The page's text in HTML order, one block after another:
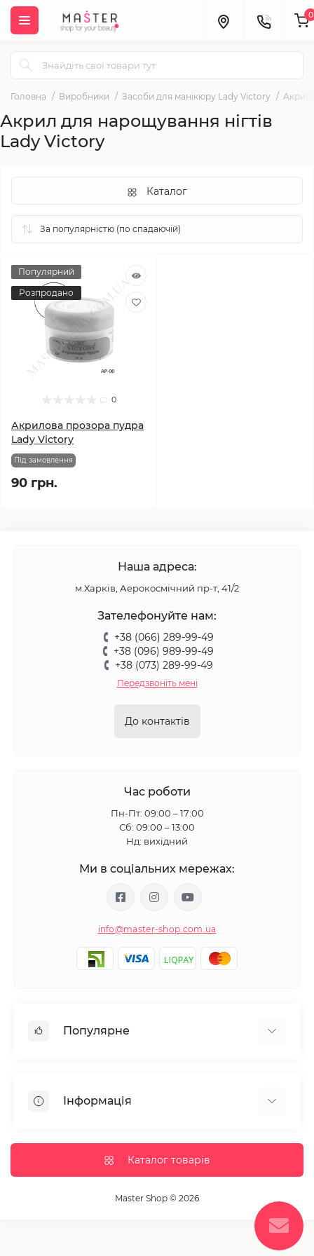
0
Головна Виробники Засоби для манікюру Lady Victory Акрил
Акрил для нарощування нігтів
Lady Victory
Каталог
Популярний
Розпродано
0
Акрилова прозора пудра
Lady Victory
Під замовлення
90 грн.
Наша адреса:
м.Харків, Аерокосмічний пр-т, 41/2
Зателефонуйте нам:
+38 (066) 289-99-49
+38 (096) 989-99-49
+38 (073) 289-99-49
Передзвоніть мені
До контактів
Час роботи
Пн-Пт: 09:00 – 17:00
Сб: 09:00 – 13:00
Нд: вихідний
Ми в соціальних мережах:
info@master-shop.com.ua
Популярне
Парафінотерапія
Вії та брови
Дезінфекція та стерилізація
Пензлики і набори для макіяжу
Інформація
Доставка та оплата
Корисні статті
Каталог товарів
Master Shop © 2026